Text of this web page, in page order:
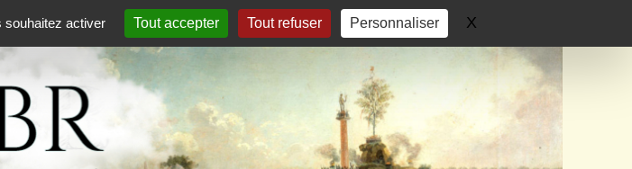
souhaitez activer
Tout accepter Tout refuser Personnaliser X